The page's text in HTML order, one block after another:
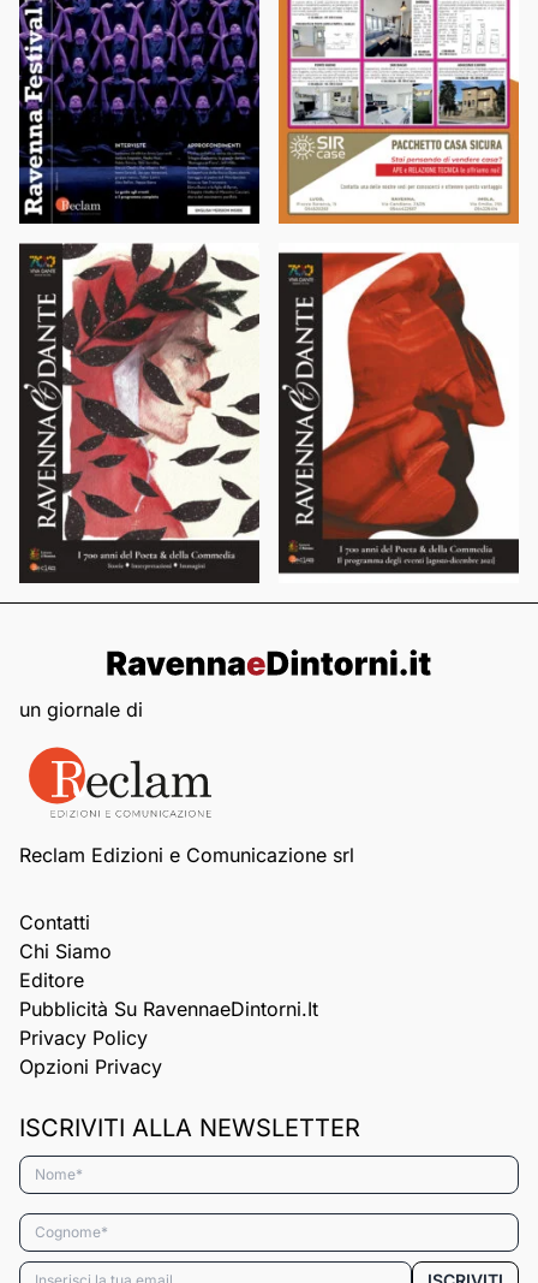
un giornale di
Reclam Edizioni e Comunicazione srl
Contatti
Chi Siamo
Editore
Pubblicità Su RavennaeDintorni.it
Privacy Policy
Opzioni Privacy
ISCRIVITI ALLA NEWSLETTER
Nome*
Cognome*
Email*